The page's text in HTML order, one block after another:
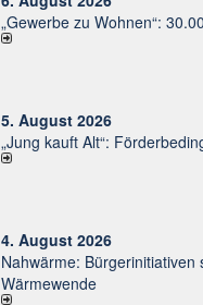
„Gewerbe zu Wohnen“:
5. August 2026
„Jung kauft Alt“:
4. August 2026
Nahwärme: Bürger­ini­tia­ti­ven
Wärmewende